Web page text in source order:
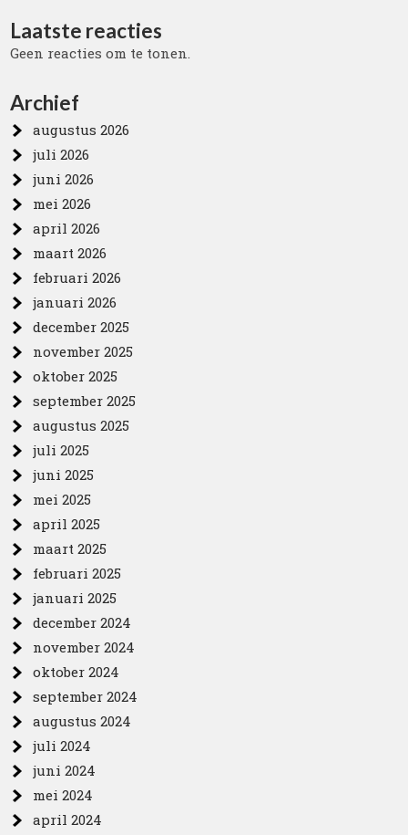
Laatste reacties
Geen reacties om te tonen.
Archief
augustus 2026
juli 2026
juni 2026
mei 2026
april 2026
maart 2026
februari 2026
januari 2026
december 2025
november 2025
oktober 2025
september 2025
augustus 2025
juli 2025
juni 2025
mei 2025
april 2025
maart 2025
februari 2025
januari 2025
december 2024
november 2024
oktober 2024
september 2024
augustus 2024
juli 2024
juni 2024
mei 2024
april 2024